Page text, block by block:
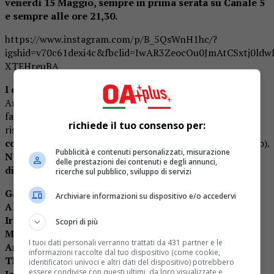
e sempre alle ore 21,30.
https://www.instagram.com/p/B_5QsWnH1hc/?
XTEHreuBA
I concorrenti
, che verranno accompagnati dal Direttore
Artistico,
Giuliano Peparini, come già anticipato tempo
fa, sono ex ragazzi amiciani, ma anche artisti in cerca di
riscatto come Michele Bravi e un idolo dei teenager
come Random
(che ha spopolato su YouTube con Chiasso).
Nello specifico avremo questi artisti che verranno
divisi in due squadre:
Gaia
(Vincitrice Amici 19)
AlbertoUrso (Vincitore Amici 18)
Irama(Vincitore Amici 17)
Michele Bravi
Andreas Müller(Vincitore Amici 16)
The Kolors(Vincitori Amici 14)
richiede il tuo consenso per:
Pubblicità e contenuti personalizzati, misurazione
delle prestazioni dei contenuti e degli annunci,
ricerche sul pubblico, sviluppo di servizi
Archiviare informazioni su dispositivo e/o accedervi
Scopri di più
I tuoi dati personali verranno trattati da 431 partner e le
informazioni raccolte dal tuo dispositivo (come cookie,
identificatori univoci e altri dati del dispositivo) potrebbero
essere condivise con questi ultimi, da loro visualizzate e